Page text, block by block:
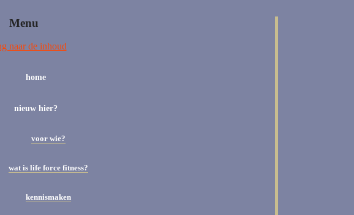
Menu
naar de inhoud
home
nieuw hier?
voor wie?
wat is life force fitness?
kennismaken